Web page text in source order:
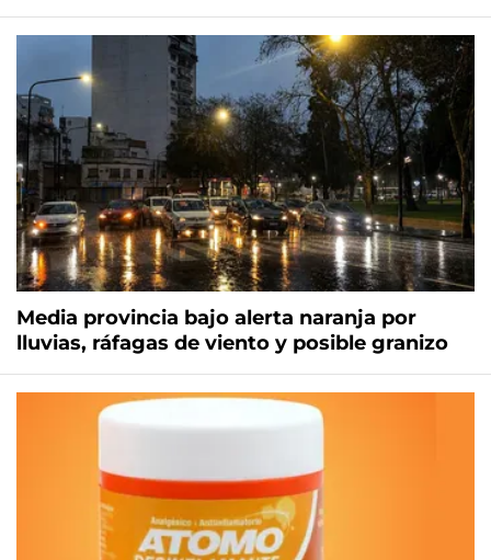
Media provincia bajo alerta naranja por
lluvias, ráfagas de viento y posible granizo